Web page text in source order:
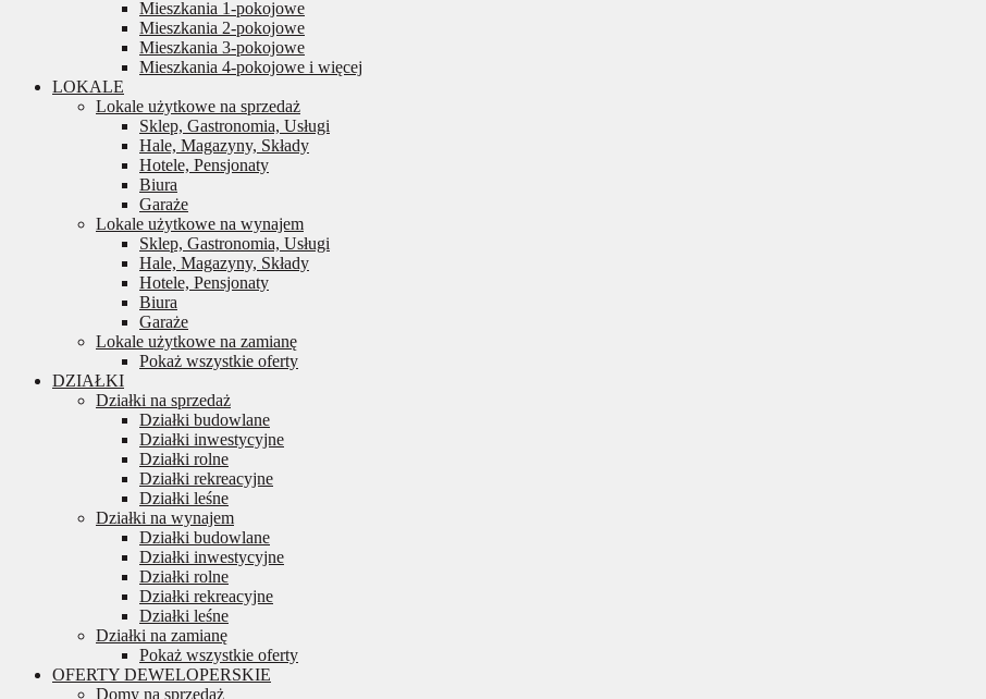
Mieszkania 1-pokojowe
Mieszkania 2-pokojowe
Mieszkania 3-pokojowe
Mieszkania 4-pokojowe i więcej
LOKALE
Lokale użytkowe na sprzedaż
Sklep, Gastronomia, Usługi
Hale, Magazyny, Składy
Hotele, Pensjonaty
Biura
Garaże
Lokale użytkowe na wynajem
Sklep, Gastronomia, Usługi
Hale, Magazyny, Składy
Hotele, Pensjonaty
Biura
Garaże
Lokale użytkowe na zamianę
Pokaż wszystkie oferty
DZIAŁKI
Działki na sprzedaż
Działki budowlane
Działki inwestycyjne
Działki rolne
Działki rekreacyjne
Działki leśne
Działki na wynajem
Działki budowlane
Działki inwestycyjne
Działki rolne
Działki rekreacyjne
Działki leśne
Działki na zamianę
Pokaż wszystkie oferty
OFERTY DEWELOPERSKIE
Domy na sprzedaż